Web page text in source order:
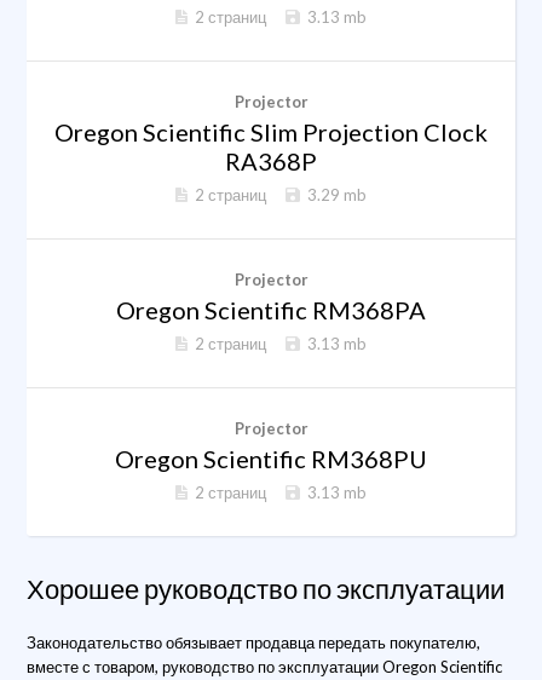
2 страниц 3.13 mb
Projector
Oregon Scientific Slim Projection Clock
RA368P
2 страниц 3.29 mb
Projector
Oregon Scientific RM368PA
2 страниц 3.13 mb
Projector
Oregon Scientific RM368PU
2 страниц 3.13 mb
Хорошее руководство по эксплуатации
Законодательство обязывает продавца передать покупателю,
вместе с товаром, руководство по эксплуатации Oregon Scientific